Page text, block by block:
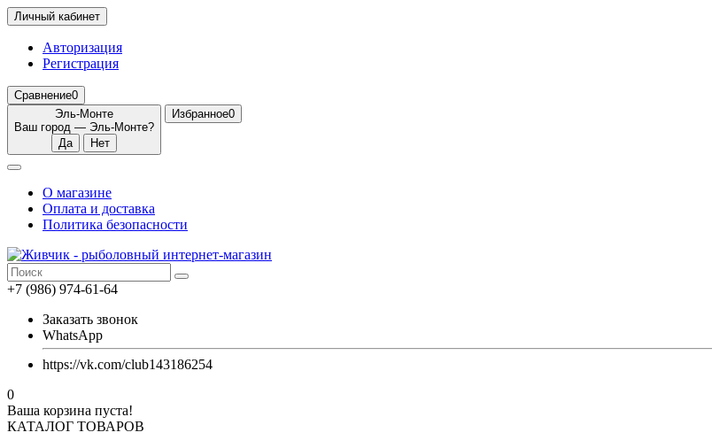
Личный кабинет
Авторизация
Регистрация
Сравнение0
Эль-Монте
Ваш город — Эль-Монте?
Избранное0
О магазине
Оплата и доставка
Политика безопасности
+7 (986) 974-61-64
Заказать звонок
WhatsApp
https://vk.com/club143186254
0
Ваша корзина пуста!
КАТАЛОГ ТОВАРОВ